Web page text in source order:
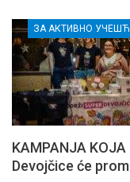
KAMPANJA KOJA
Devojčice će